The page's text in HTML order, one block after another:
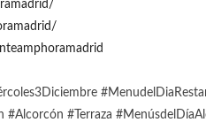
#Alcorcón #Terraza